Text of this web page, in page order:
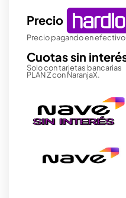
Precio
Precio pagando en
Cuotas sin
Solo con tarjetas bancarias
PLAN Z con NaranjaX.